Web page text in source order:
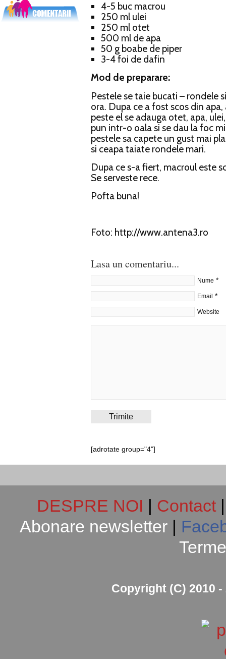
4-5 buc macrou
250 ml ulei
250 ml otet
500 ml de apa
50 g boabe de piper
3-4 foi de dafin
Mod de preparare:
Pestele se taie bucati – rondele
ora. Dupa ce a fost scos din apa,
peste el se adauga otet, apa,
pun intr-o oala si se dau la foc
pestele sa capete un gust mai
si ceapa taiate rondele mari.
Dupa ce s-a fiert, macroul este
Se serveste rece.
Pofta buna!
Foto: http://www.antena3.ro
Lasa un comentariu...
Nume *
Email *
Website
[adrotate group="4"]
DESPRE NOI | Contact
Abonare newsletter |
Copyright (C) 2010